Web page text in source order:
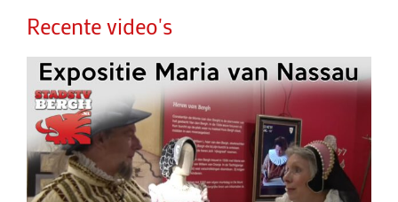
Recente video's